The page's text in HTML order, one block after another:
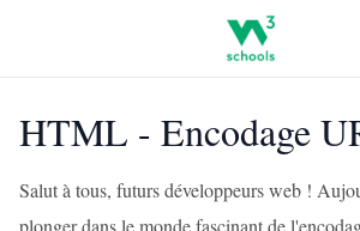
HTML - Encodage
Salut à tous, futurs développeurs web !
plonger dans le monde fascinant de